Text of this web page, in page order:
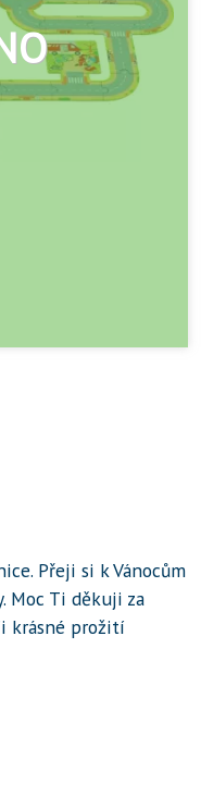
Přeji si k Vánocům
Moc Ti děkuji za
krásné prožití